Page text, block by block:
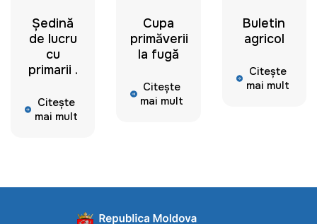
Ședință
de lucru
cu
primarii .
Citește
mai mult
Cupa
primăverii
la fugă
Citește
mai mult
Buletin
agricol
Citește
mai mult